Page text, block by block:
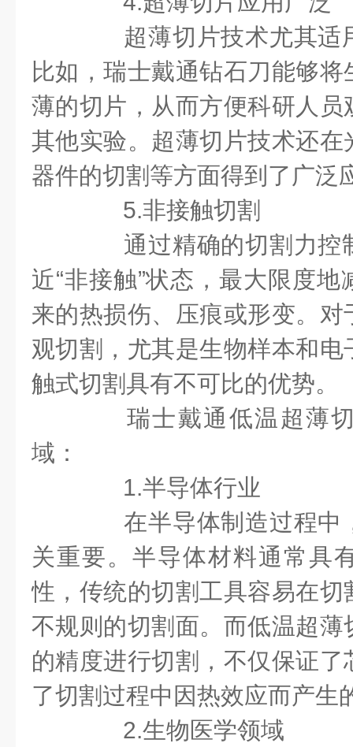
超薄切片技术尤其适
比如，瑞士戴通钻石刀能够
薄的切片，从而方便科研人
其他实验。超薄切片技术还
器件的切割等方面得到了广泛
5.非接触切割
通过精确的切割力控
近“非接触”状态，最大限度
来的热损伤、压痕或形变。
观切割，尤其是生物样本和
触式切割具有不可比的优势。
瑞士戴通低温超薄切
域：
1.半导体行业
在半导体制造过程中
关重要。半导体材料通常具
性，传统的切割工具容易在
不规则的切割面。而低温超
的精度进行切割，不仅保证
了切割过程中因热效应而产生
2.生物医学领域